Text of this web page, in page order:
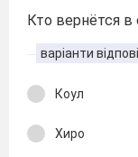
Кто вернётся
варіанти
Коул
Хиро